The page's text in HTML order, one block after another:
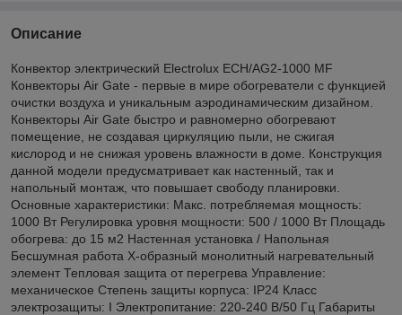
Описание
Конвектор электрический Electrolux ECH/AG2-1000 MF
Конвекторы Air Gate - первые в мире обогреватели с функцией
очистки воздуха и уникальным аэродинамическим дизайном.
Конвекторы Air Gate быстро и равномерно обогревают
помещение, не создавая циркуляцию пыли, не сжигая
кислород и не снижая уровень влажности в доме. Конструкция
данной модели предусматривает как настенный, так и
напольный монтаж, что повышает свободу планировки.
Основные характеристики: Макс. потребляемая мощность:
1000 Вт Регулировка уровня мощности: 500 / 1000 Вт Площадь
обогрева: до 15 м2 Настенная установка / Напольная
Бесшумная работа Х-образный монолитный нагревательный
элемент Тепловая защита от перегрева Управление:
механическое Степень защиты корпуса: IP24 Класс
электрозащиты: I Электропитание: 220-240 В/50 Гц Габариты